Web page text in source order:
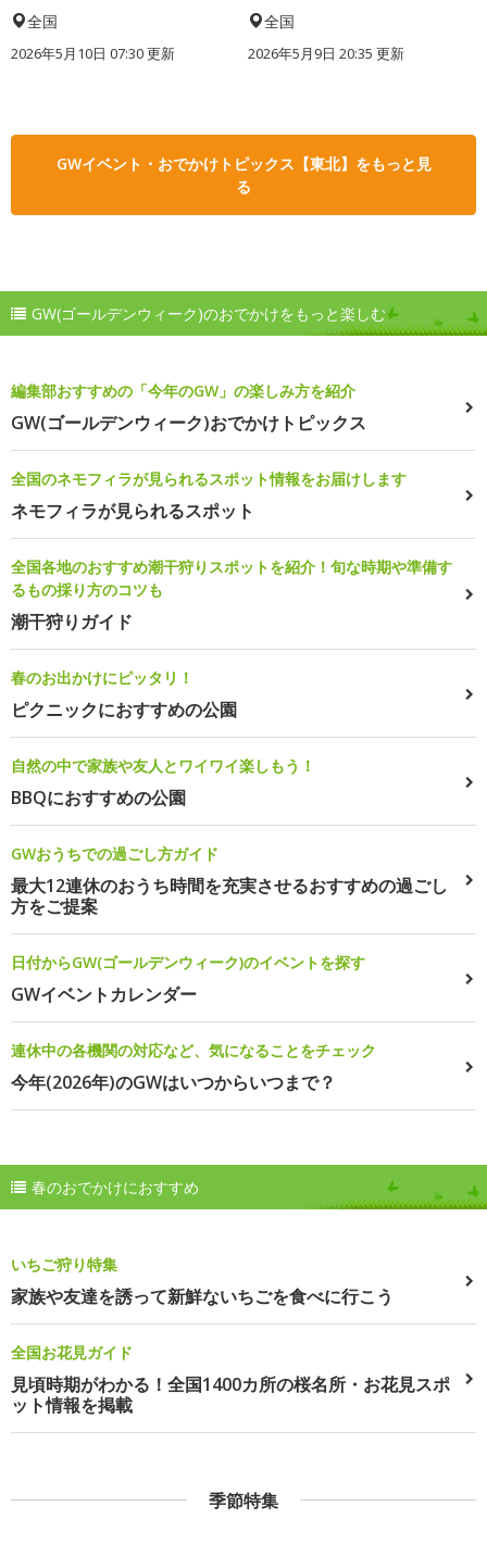
全国
2026年5月10日 07:30 更新
全国
2026年5月9日 20:35 更新
GWイベント・おでかけトピックス【東北】をもっと見
る
GW(ゴールデンウィーク)のおでかけをもっと楽しむ
編集部おすすめの「今年のGW」の楽しみ方を紹介
GW(ゴールデンウィーク)おでかけトピックス
全国のネモフィラが見られるスポット情報をお届けします
ネモフィラが見られるスポット
全国各地のおすすめ潮干狩りスポットを紹介！旬な時期や準備す
るもの採り方のコツも
潮干狩りガイド
春のお出かけにピッタリ！
ピクニックにおすすめの公園
自然の中で家族や友人とワイワイ楽しもう！
BBQにおすすめの公園
GWおうちでの過ごし方ガイド
最大12連休のおうち時間を充実させるおすすめの過ごし
方をご提案
日付からGW(ゴールデンウィーク)のイベントを探す
GWイベントカレンダー
連休中の各機関の対応など、気になることをチェック
今年(2026年)のGWはいつからいつまで？
春のおでかけにおすすめ
いちご狩り特集
家族や友達を誘って新鮮ないちごを食べに行こう
全国お花見ガイド
見頃時期がわかる！全国1400カ所の桜名所・お花見スポ
ット情報を掲載
季節特集